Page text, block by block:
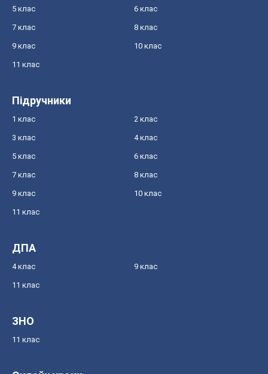
5 клас 6 клас
7 клас 8 клас
9 клас 10 клас
11 клас
Підручники
1 клас 2 клас
3 клас 4 клас
5 клас 6 клас
7 клас 8 клас
9 клас 10 клас
11 клас
ДПА
4 клас 9 клас
11 клас
ЗНО
11 клас